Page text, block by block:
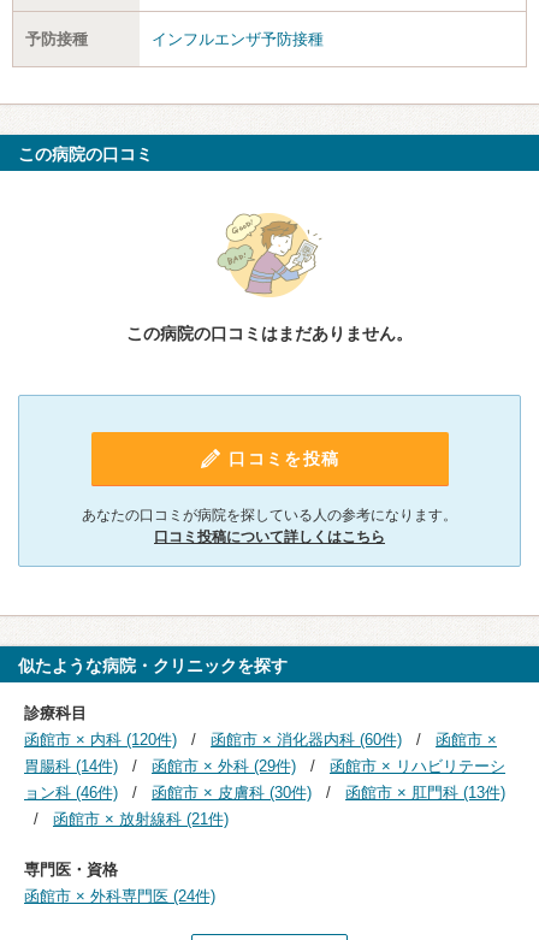
予防接種 インフルエンザ予防接種
この病院の口コミ
この病院の口コミはまだありません。
口コミを投稿
あなたの口コミが病院を探している人の参考になります。
口コミ投稿について詳しくはこちら
似たような病院・クリニックを探す
診療科目
函館市 × 内科 (120件)
函館市 × 消化器内科 (60件)
函館市 ×
胃腸科 (14件)
函館市 × 外科 (29件)
函館市 × リハビリテーシ
ョン科 (46件)
函館市 × 皮膚科 (30件)
函館市 × 肛門科 (13件)
函館市 × 放射線科 (21件)
専門医・資格
函館市 × 外科専門医 (24件)